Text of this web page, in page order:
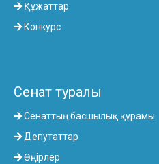
Құжаттар
Конкурс
Сенат туралы
Сенаттың басшылық құрамы
Депутаттар
Өңірлер